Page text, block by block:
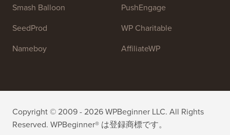
OptinMonster
WPForms
All in One SEO
WP Mail SMTP
Smash Balloon
SeedProd
Duplicator
WP Simple Pay
Easy Digital Downloads
RafflePress
PushEngage
WP Charitable